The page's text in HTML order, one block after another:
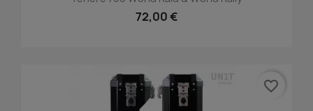
72,00 €
favorite_border